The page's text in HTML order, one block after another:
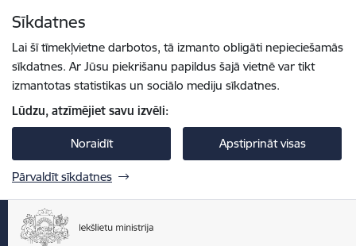
Sīkdatnes
Lai šī tīmekļvietne darbotos, tā izmanto obligāti nepieciešamās
sīkdatnes. Ar Jūsu piekrišanu papildus šajā vietnē var tikt
izmantotas statistikas un sociālo mediju sīkdatnes.
Lūdzu, atzīmējiet savu izvēli:
Noraidīt Apstiprināt visas
Pārvaldīt sīkdatnes